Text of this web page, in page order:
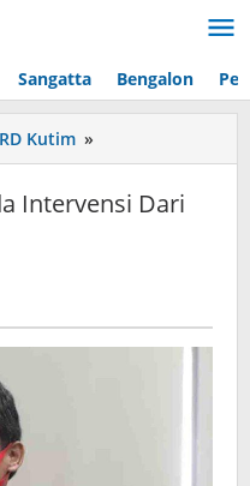
Sangatta Bengalon
Kutim »
Sa'pang;
Ada
Intervensi Dari